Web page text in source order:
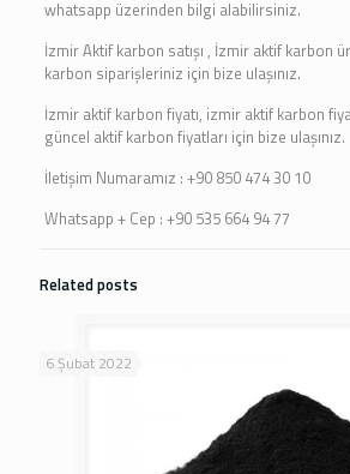
whatsapp üzerinden bilgi alabilirsiniz.
İzmir Aktif karbon satışı , İzmir aktif karbon
karbon siparişleriniz için bize ulaşınız.
İzmir aktif karbon fiyatı, izmir aktif karbon
güncel aktif karbon fiyatları için bize ulaşınız.
İletişim Numaramız : +90 850 474 30 10
Whatsapp + Cep : +90 535 664 94 77
Related posts
6 Şubat 2022